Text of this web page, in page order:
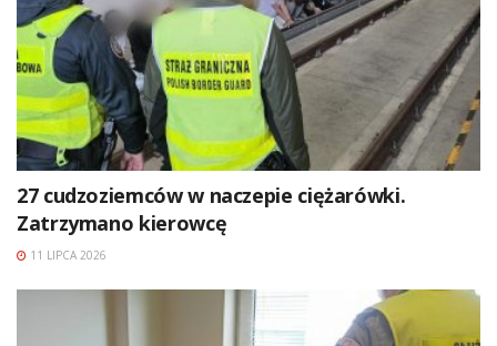
27 cudzoziemców w naczepie ciężarówki.
Zatrzymano kierowcę
11 LIPCA 2026